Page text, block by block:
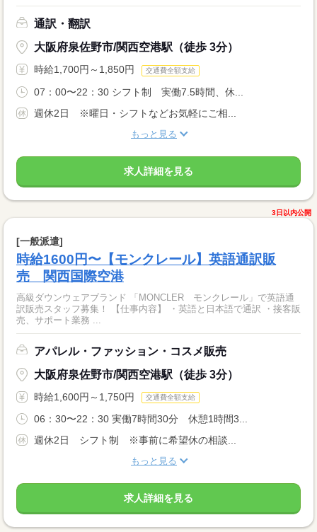
通訳・翻訳
大阪府泉佐野市/関西空港駅（徒歩 3分）
時給1,700円～1,850円 交通費全額支給
07：00〜22：30 シフト制 実働7.5時間、休...
週休2日 ※曜日・シフトなどお気軽にご相...
もっと見る
求人詳細を見る
3日以内公開
[一般派遣]
時給1600円〜【モンクレール】英語通訳販
売 関西国際空港
高級ダウンウェアブランド 「MONCLER モンクレール」で英語通
訳販売スタッフ募集！ 【仕事内容】 ・英語と日本語で通訳 ・接客販
売、サポート業務 ...
アパレル・ファッション・コスメ販売
大阪府泉佐野市/関西空港駅（徒歩 3分）
時給1,600円～1,750円 交通費全額支給
06：30〜22：30 実働7時間30分 休憩1時間3...
週休2日 シフト制 ※事前に希望休の相談...
もっと見る
求人詳細を見る